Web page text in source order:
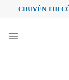
CHUYÊN THI